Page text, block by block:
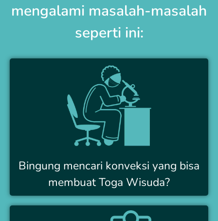
mengalami masalah-masalah
seperti ini:
Bingung mencari konveksi yang bisa
membuat Toga Wisuda?